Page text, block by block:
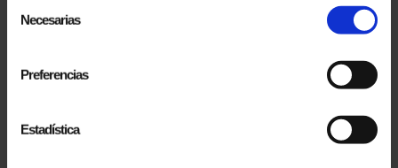
Necesarias
Preferencias
Estadística
I accept the